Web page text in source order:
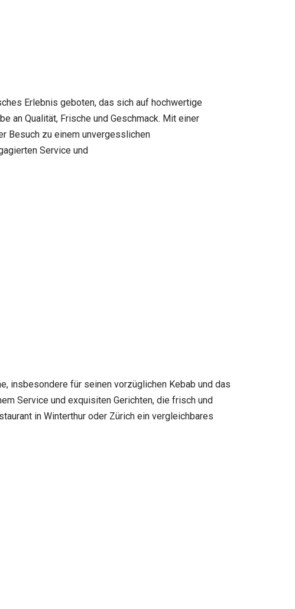
Erlebnis geboten, das sich auf hochwertige
an Qualität, Frische und Geschmack. Mit einer
Besuch zu einem unvergesslichen
Service und
insbesondere für seinen vorzüglichen Kebab und das
Service und exquisiten Gerichten, die frisch und
in Winterthur oder Zürich ein vergleichbares